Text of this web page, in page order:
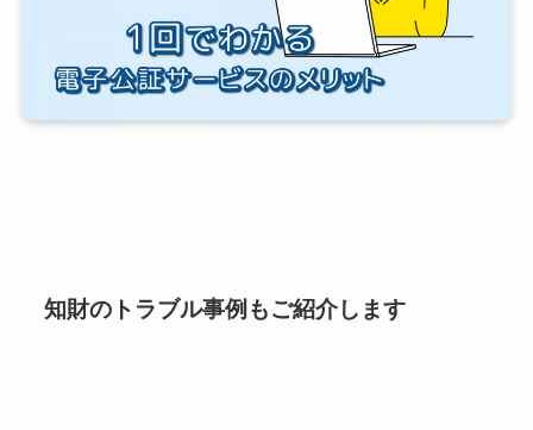
知財のトラブル事例もご紹介します